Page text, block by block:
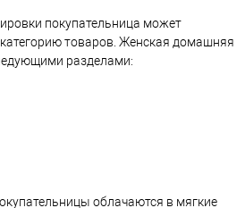
покупательница может
товаров. Женская домашняя
разделами:
облачаются в мягкие